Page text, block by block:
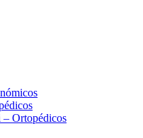
– Ortopédicos